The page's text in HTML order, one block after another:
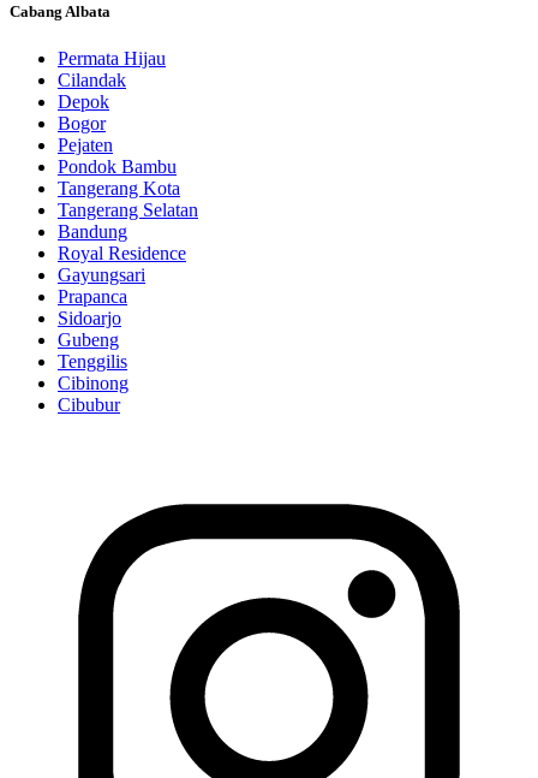
Cabang Albata
Permata Hijau
Cilandak
Depok
Bogor
Pejaten
Pondok Bambu
Tangerang Kota
Tangerang Selatan
Bandung
Royal Residence
Gayungsari
Prapanca
Sidoarjo
Gubeng
Tenggilis
Cibinong
Cibubur